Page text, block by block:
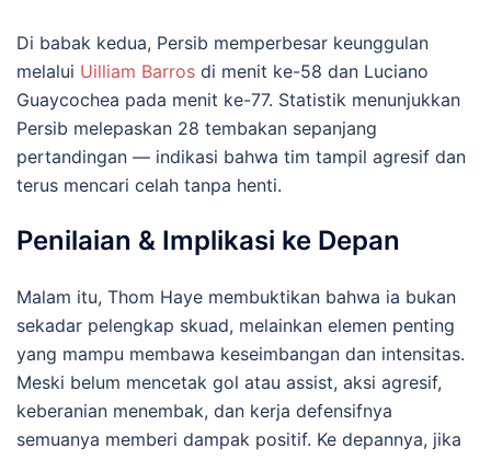
Di babak kedua, Persib memperbesar keunggulan
melalui Uilliam Barros di menit ke-58 dan Luciano
Guaycochea pada menit ke-77. Statistik menunjukkan
Persib melepaskan 28 tembakan sepanjang
pertandingan — indikasi bahwa tim tampil agresif dan
terus mencari celah tanpa henti.
Penilaian & Implikasi ke Depan
Malam itu, Thom Haye membuktikan bahwa ia bukan
sekadar pelengkap skuad, melainkan elemen penting
yang mampu membawa keseimbangan dan intensitas.
Meski belum mencetak gol atau assist, aksi agresif,
keberanian menembak, dan kerja defensifnya
semuanya memberi dampak positif. Ke depannya, jika